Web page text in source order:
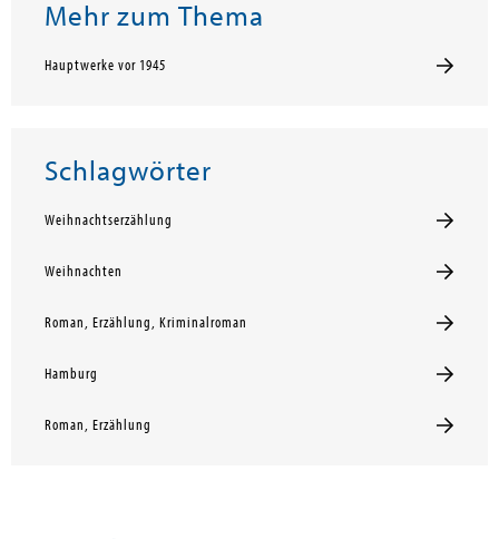
Mehr zum Thema
Hauptwerke vor 1945
Schlagwörter
Weihnachtserzählung
Weihnachten
Roman, Erzählung, Kriminalroman
Hamburg
Roman, Erzählung